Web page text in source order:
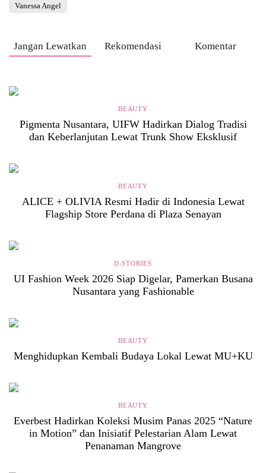
Vanessa Angel
Jangan Lewatkan Rekomendasi Komentar
BEAUTY
Pigmenta Nusantara, UIFW Hadirkan Dialog Tradisi
dan Keberlanjutan Lewat Trunk Show Eksklusif
BEAUTY
ALICE + OLIVIA Resmi Hadir di Indonesia Lewat
Flagship Store Perdana di Plaza Senayan
D-STORIES
UI Fashion Week 2026 Siap Digelar, Pamerkan Busana
Nusantara yang Fashionable
BEAUTY
Menghidupkan Kembali Budaya Lokal Lewat MU+KU
BEAUTY
Everbest Hadirkan Koleksi Musim Panas 2025 “Nature
in Motion” dan Inisiatif Pelestarian Alam Lewat
Penanaman Mangrove